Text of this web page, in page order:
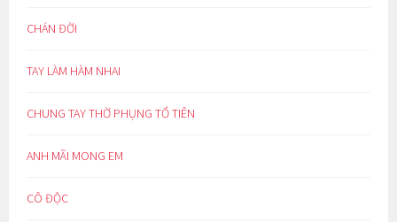
CHÁN ĐỜI
TAY LÀM HÀM NHAI
CHUNG TAY THỜ PHỤNG TỔ TIÊN
ANH MÃI MONG EM
CÔ ĐỘC